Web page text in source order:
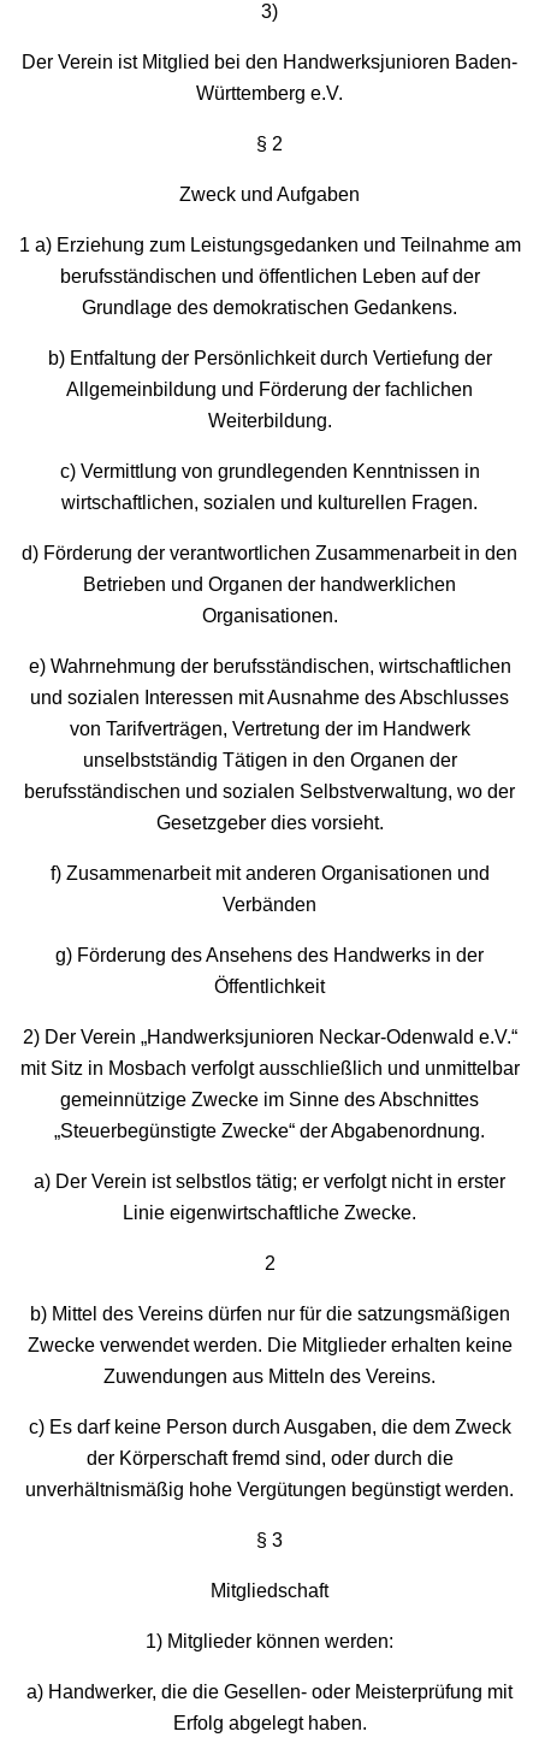
3)
Der Verein ist Mitglied bei den Handwerksjunioren Baden-
Württemberg e.V.
§ 2
Zweck und Aufgaben
1 a) Erziehung zum Leistungsgedanken und Teilnahme am
berufsständischen und öffentlichen Leben auf der
Grundlage des demokratischen Gedankens.
b) Entfaltung der Persönlichkeit durch Vertiefung der
Allgemeinbildung und Förderung der fachlichen
Weiterbildung.
c) Vermittlung von grundlegenden Kenntnissen in
wirtschaftlichen, sozialen und kulturellen Fragen.
d) Förderung der verantwortlichen Zusammenarbeit in den
Betrieben und Organen der handwerklichen
Organisationen.
e) Wahrnehmung der berufsständischen, wirtschaftlichen
und sozialen Interessen mit Ausnahme des Abschlusses
von Tarifverträgen, Vertretung der im Handwerk
unselbstständig Tätigen in den Organen der
berufsständischen und sozialen Selbstverwaltung, wo der
Gesetzgeber dies vorsieht.
f) Zusammenarbeit mit anderen Organisationen und
Verbänden
g) Förderung des Ansehens des Handwerks in der
Öffentlichkeit
2) Der Verein „Handwerksjunioren Neckar-Odenwald e.V.“
mit Sitz in Mosbach verfolgt ausschließlich und unmittelbar
gemeinnützige Zwecke im Sinne des Abschnittes
„Steuerbegünstigte Zwecke“ der Abgabenordnung.
a) Der Verein ist selbstlos tätig; er verfolgt nicht in erster
Linie eigenwirtschaftliche Zwecke.
2
b) Mittel des Vereins dürfen nur für die satzungsmäßigen
Zwecke verwendet werden. Die Mitglieder erhalten keine
Zuwendungen aus Mitteln des Vereins.
c) Es darf keine Person durch Ausgaben, die dem Zweck
der Körperschaft fremd sind, oder durch die
unverhältnismäßig hohe Vergütungen begünstigt werden.
§ 3
Mitgliedschaft
1) Mitglieder können werden:
a) Handwerker, die die Gesellen- oder Meisterprüfung mit
Erfolg abgelegt haben.